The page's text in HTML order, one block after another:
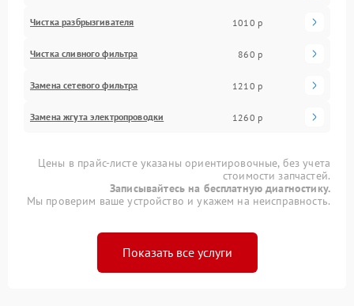
Чистка разбрызгивателя 1010 р
Чистка сливного фильтра 860 р
Замена сетевого фильтра 1210 р
Замена жгута электропроводки 1260 р
Цены в прайс-листе указаны ориентировочные, без учета
стоимости запчастей.
Записывайтесь на бесплатную диагностику.
Мы проверим ваше устройство и укажем на неисправность.
Показать все услуги